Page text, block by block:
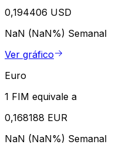
0,194406 USD
NaN (NaN%) Semanal
Ver gráfico
Euro
1 FIM equivale a
0,168188 EUR
NaN (NaN%) Semanal